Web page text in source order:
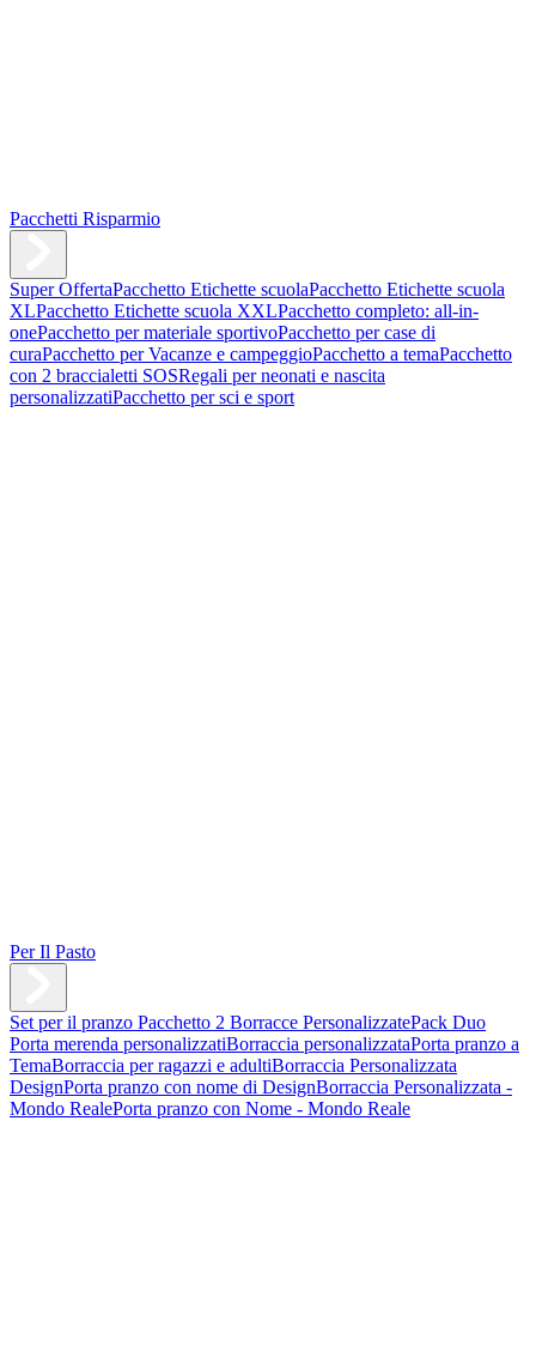
Pacchetti Risparmio
Super OffertaPacchetto Etichette scuolaPacchetto Etichette scuola
XLPacchetto Etichette scuola XXLPacchetto completo: all-in-
onePacchetto per materiale sportivoPacchetto per case di
curaPacchetto per Vacanze e campeggioPacchetto a temaPacchetto
con 2 braccialetti SOSRegali per neonati e nascita
personalizzatiPacchetto per sci e sport
Per Il Pasto
Set per il pranzo Pacchetto 2 Borracce PersonalizzatePack Duo
Porta merenda personalizzatiBorraccia personalizzataPorta pranzo a
TemaBorraccia per ragazzi e adultiBorraccia Personalizzata
DesignPorta pranzo con nome di DesignBorraccia Personalizzata -
Mondo RealePorta pranzo con Nome - Mondo Reale